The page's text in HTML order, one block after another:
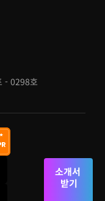
- 0298호
소개서
받기